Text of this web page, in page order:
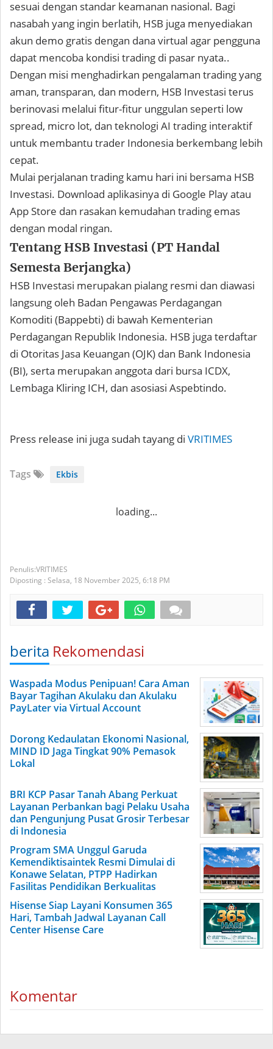
sesuai dengan standar keamanan nasional. Bagi
nasabah yang ingin berlatih, HSB juga menyediakan
akun demo gratis dengan dana virtual agar pengguna
dapat mencoba kondisi trading di pasar nyata..
Dengan misi menghadirkan pengalaman trading yang
aman, transparan, dan modern, HSB Investasi terus
berinovasi melalui fitur-fitur unggulan seperti low
spread, micro lot, dan teknologi AI trading interaktif
untuk membantu trader Indonesia berkembang lebih
cepat.
Mulai perjalanan trading kamu hari ini bersama HSB
Investasi. Download aplikasinya di Google Play atau
App Store dan rasakan kemudahan trading emas
dengan modal ringan.
Tentang HSB Investasi (PT Handal
Semesta Berjangka)
HSB Investasi merupakan pialang resmi dan diawasi
langsung oleh Badan Pengawas Perdagangan
Komoditi (Bappebti) di bawah Kementerian
Perdagangan Republik Indonesia. HSB juga terdaftar
di Otoritas Jasa Keuangan (OJK) dan Bank Indonesia
(BI), serta merupakan anggota dari bursa ICDX,
Lembaga Kliring ICH, dan asosiasi Aspebtindo.
Press release ini juga sudah tayang di VRITIMES
Tags Ekbis
loading...
VRITIMES
Diposting : Selasa, 18 November 2025, 6:18 PM
berita Rekomendasi
Waspada Modus Penipuan! Cara Aman
Bayar Tagihan Akulaku dan Akulaku
PayLater via Virtual Account
Dorong Kedaulatan Ekonomi Nasional,
MIND ID Jaga Tingkat 90% Pemasok
Lokal
BRI KCP Pasar Tanah Abang Perkuat
Layanan Perbankan bagi Pelaku Usaha
dan Pengunjung Pusat Grosir Terbesar
di Indonesia
Program SMA Unggul Garuda
Kemendiktisaintek Resmi Dimulai di
Konawe Selatan, PTPP Hadirkan
Fasilitas Pendidikan Berkualitas
Hisense Siap Layani Konsumen 365
Hari, Tambah Jadwal Layanan Call
Center Hisense Care
Komentar